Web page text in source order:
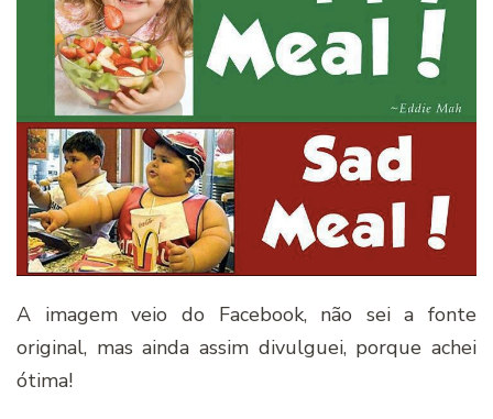
A imagem veio do Facebook, não sei a fonte
original, mas ainda assim divulguei, porque achei
ótima!